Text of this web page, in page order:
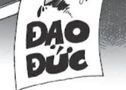
Chào ngày mới 6/8/2026